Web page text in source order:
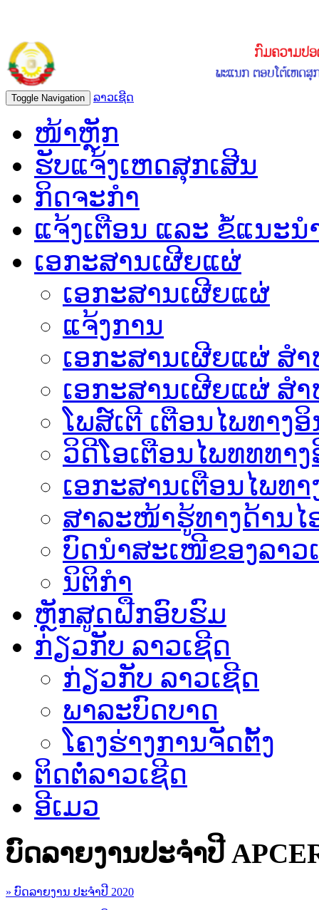
Toggle Navigation ລາວເຊີດ
ໜ້າຫຼັກ
ຮັບແຈ້ງເຫດສຸກເສີນ
ກິດຈະກຳ
ແຈ້ງເຕືອນ ແລະ ຂໍ້ແນະນ
ເອກະສານເຜີຍແຜ່
ເອກະສານເຜີຍແຜ່
ແຈ້ງການ
ເອກະສານເຜີຍແຜ່ ສ
ເອກະສານເຜີຍແຜ່ ສ
ໂພສ໌ເຕີ ເຕືອນໄພທາງອິ
ວິດີໂອເຕືອນໄພທທທາງ
ເອ​ກະ​ສານເຕືອນໄພທາ
ສາລະໜ້າຮູ້ທາງດ້ານໄ
ບົດນຳສະເໜີຂອງລາວ
ນິຕິກຳ
ຫຼັກສູດຝືກອົບຮົມ
ກ່ຽວກັບ ລາວເຊີດ
ກ່ຽວກັບ ລາວເຊີດ
ພາລະບົດບາດ
ໂຄງຮ່າງການຈັດຕັ້ງ
ຕິດຕໍ່ລາວເຊີດ
ອີເມວ
ບົດລາຍງານປະຈຳປີ
» ບົດລາຍງານ ປະຈຳປີ 2020